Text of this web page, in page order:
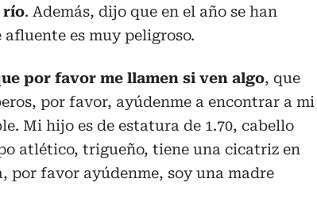
río. Además, dijo que en el año se han
afluente es muy peligroso.
por favor me llamen si ven algo, que
por favor, ayúdenme a encontrar a mi
Mi hijo es de estatura de 1.70, cabello
atlético, trigueño, tiene una cicatriz en
por favor ayúdenme, soy una madre